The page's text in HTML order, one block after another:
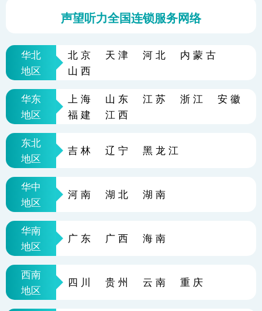
声望听力全国连锁服务网络
华北 北京 天津 河北
内蒙古
山西
地区
华东 上海 山东 江苏 浙江
安徽
福建
江西
地区
东北
吉林 辽宁 黑龙江
地区
华中
河南 湖北 湖南
地区
华南
广东 广西 海南
地区
西南
四川 贵州 云南 重庆
地区